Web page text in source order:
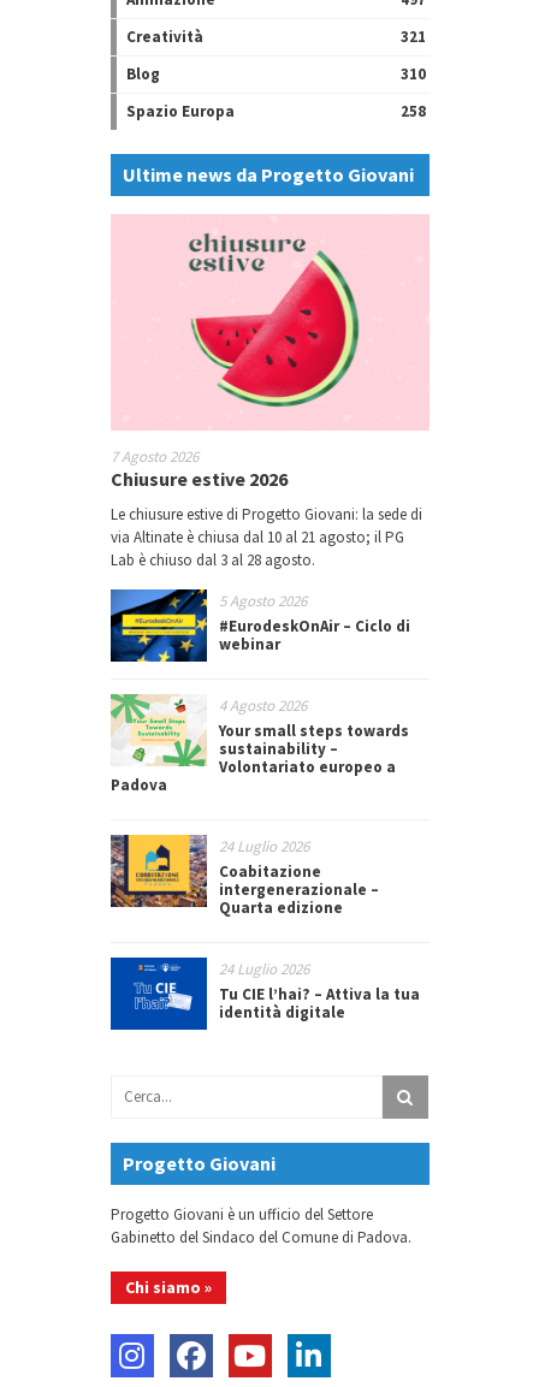
Creatività
321
Blog
310
Spazio Europa
258
Ultime news da Progetto Giovani
7 Agosto 2026
Chiusure estive 2026
Le chiusure estive di Progetto Giovani: la sede di
via Altinate è chiusa dal 10 al 21 agosto; il PG
Lab è chiuso dal 3 al 28 agosto.
5 Agosto 2026
#EurodeskOnAir – Ciclo di
webinar
4 Agosto 2026
Your small steps towards
sustainability –
Volontariato europeo a
Padova
24 Luglio 2026
Coabitazione
intergenerazionale –
Quarta edizione
24 Luglio 2026
Tu CIE l’hai? – Attiva la tua
identità digitale
Progetto Giovani
Progetto Giovani è un ufficio del Settore
Gabinetto del Sindaco del Comune di Padova.
Chi siamo »